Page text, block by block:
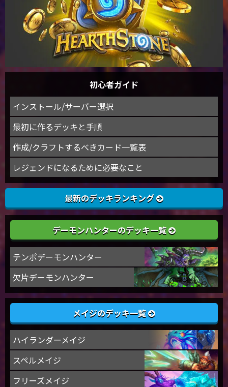
初心者ガイド
インストール/サーバー選択
最初に作るデッキと手順
作成/クラフトするべきカード一覧表
レジェンドになるために必要なこと
最新のデッキランキング
デーモンハンターのデッキ一覧
テンポデーモンハンター
欠片デーモンハンター
メイジのデッキ一覧
ハイランダーメイジ
スペルメイジ
フリーズメイジ